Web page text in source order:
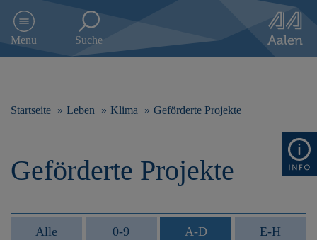
e
Menu Suche
Startseite Leben Klima Geförderte Projekte
Geförderte Projekte
Alle 0-9 A-D E-H